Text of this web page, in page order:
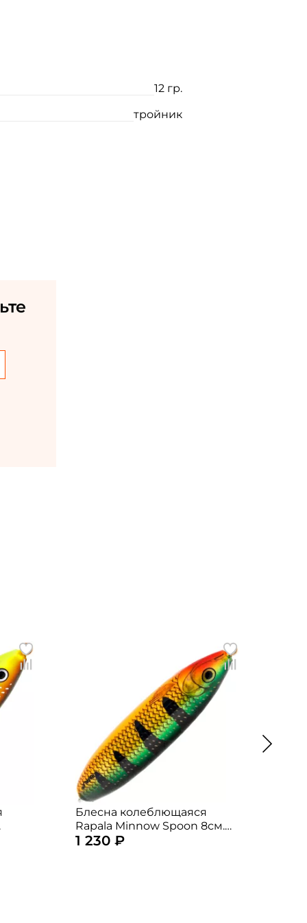
12 гр.
тройник
Блесна колеблющаяся
Rapala Minnow Spoon 8см.
22гр. P
1 230 ₽